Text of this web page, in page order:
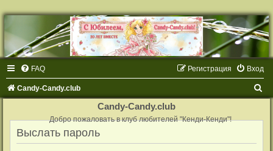
FAQ Вход
Регистрация
Candy-Candy.club
Candy-Candy.club
Добро пожаловать в клуб любителей "Кенди-Кенди"!
Выслать пароль